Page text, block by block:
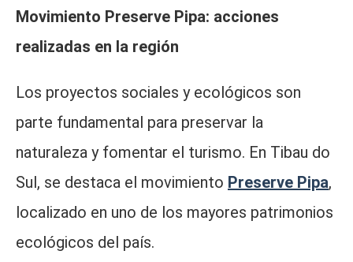
Movimiento Preserve Pipa: acciones
realizadas en la región
Los proyectos sociales y ecológicos son
parte fundamental para preservar la
naturaleza y fomentar el turismo. En Tibau do
Sul, se destaca el movimiento Preserve Pipa,
localizado en uno de los mayores patrimonios
ecológicos del país.